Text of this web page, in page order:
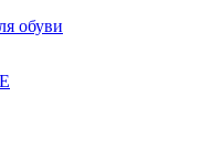
обуви